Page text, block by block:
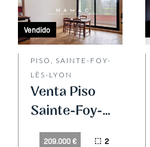
PISO, SAINTE-FOY-
LÈS-LYON
Venta Piso
Sainte-Foy-
lès-Lyon
209.000 €
2
Vendido